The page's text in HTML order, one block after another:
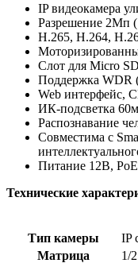
IP видеокамера
Разрешение 2Мп
H.265, H.264,
Слот для Micro
Поддержка WDR
Web интерфейс,
ИК-подсветка
Распознавание
Совместима с
Питание 12В, PoE
Технические
Тип камеры
IP
Матрица
1/